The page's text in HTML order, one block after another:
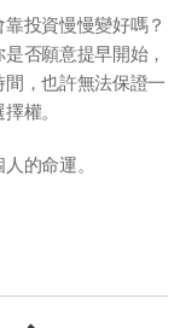
投資慢慢變好嗎？
否願意提早開始，
，也許無法保證一
權。
的命運。